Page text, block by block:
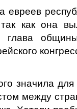
евреев
так как она
значила
между